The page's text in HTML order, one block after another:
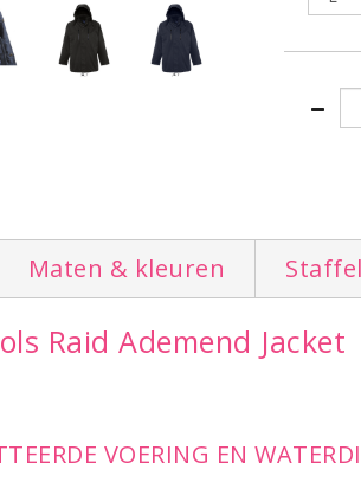
STIJL:
MET
aan
Maten & kleuren
Raid Ademend Jacket
VOERING EN